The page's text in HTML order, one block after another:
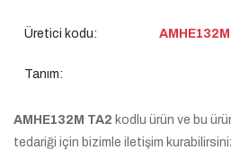
Üretici kodu:
Tanım:
AMHE132M TA2 kodlu ürün ve bu
tedariği için bizimle iletişim